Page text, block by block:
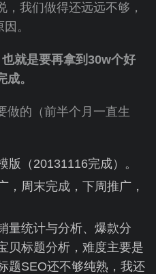
我们做得还远远不够，
。
就是要再拿到30w个好
。
做的（前半个月一直生
版（20131116完成）。
，周末完成，下周推广，
量统计与分析、爆款分
贝标题分析，难度主要是
题SEO还不够纯熟，我还